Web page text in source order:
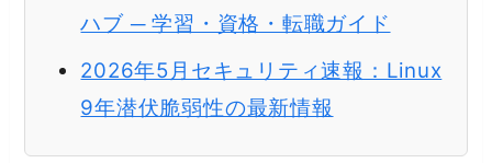
ハブ ─ 学習・資格・転職ガイド
2026年5月セキュリティ速報：Linux
9年潜伏脆弱性の最新情報